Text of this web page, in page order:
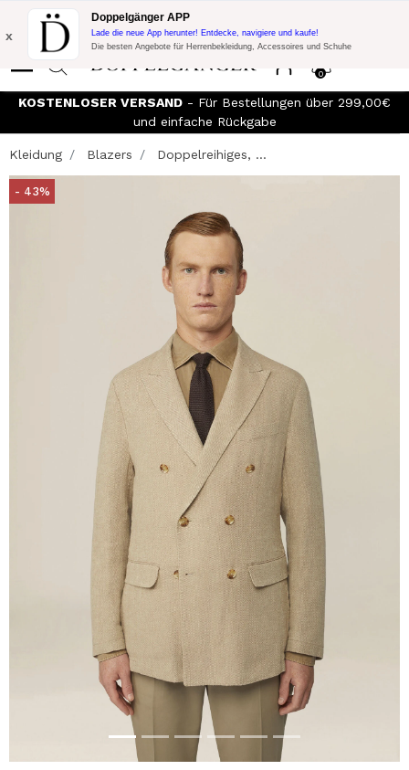
Blitzangebot:
10% Extra-Rabatt auf 300€ Einkauf mit Code:
DOPPEL300
0
x
Doppelgänger APP
Lade die neue App herunter! Entdecke, navigiere und kaufe!
Die besten Angebote für Herrenbekleidung, Accessoires und Schuhe
KOSTENLOSER VERSAND - Für Bestellungen über 299,00€
und einfache Rückgabe
Kleidung Blazers Doppelreihiges, ...
- 43%